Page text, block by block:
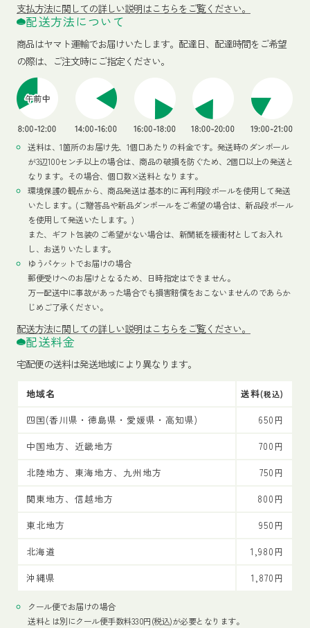
支払方法に関しての詳しい説明はこちらをご覧ください。
配送方法について
商品はヤマト運輸でお届けいたします。 配達日、配達時間をご希望
の際は、ご注文時にご指定ください。
送料は、1箇所のお届け先、1個口あたりの料金です。発送時のダンボール
が3辺100センチ以上の場合は、商品の破損を防ぐため、2個口以上の発送と
なります。その場合、個口数×送料となります。
環境保護の観点から、商品発送は基本的に再利用段ボールを使用して発送
いたします。(ご贈答品や新品ダンボールをご希望の場合は、新品段ボール
を使用して発送いたします。)
また、ギフト包装のご希望がない場合は、新聞紙を緩衝材としてお入れ
し、お送りいたします。
ゆうパケットでお届けの場合
郵便受けへのお届けとなるため、日時指定はできません。
万一配送中に事故があった場合でも損害賠償をおこないませんのであらか
じめご了承ください。
配送方法に関しての詳しい説明はこちらをご覧ください。
配送料金
宅配便の送料は発送地域により異なります。
地域名 送料(税込)
四国(香川県・徳島県・愛媛県・高知県)
650円
中国地方、近畿地方
700円
北陸地方、東海地方、九州地方
750円
関東地方、信越地方
800円
東北地方
950円
北海道
1,980円
沖縄県
1,870円
クール便でお届けの場合
送料とは別にクール便手数料330円(税込)が必要となります。